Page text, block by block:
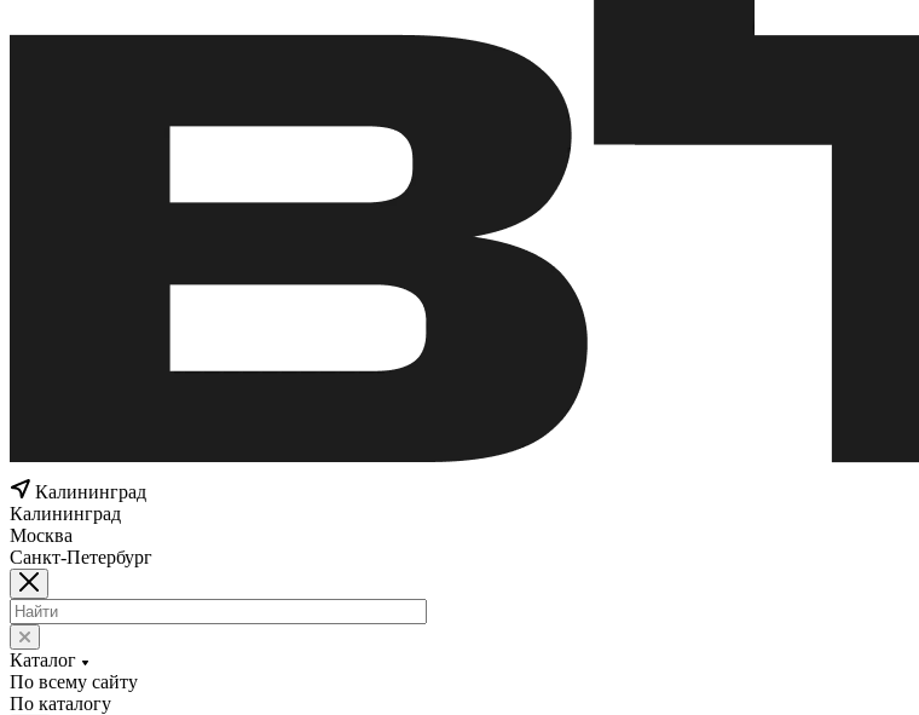
Калининград
Калининград
Москва
Санкт-Петербург
Каталог
По всему сайту
По каталогу